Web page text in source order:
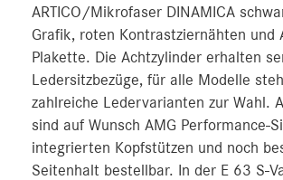
ARTICO/Mikrofaser DINAMICA
Grafik, roten Kontrastziernähten und
Plakette. Die Achtzylinder erhalten
Ledersitzbezüge, für alle Modelle
zahlreiche Ledervarianten zur Wahl.
sind auf Wunsch AMG Performance-
integrierten Kopfstützen und noch
Seitenhalt bestellbar. In der E 63 S-